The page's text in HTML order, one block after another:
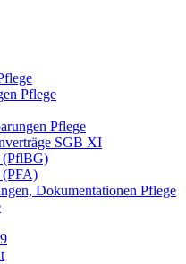
Pflege
Pflege
SGB XI
(PflBG)
(PFA)
Dokumentationen Pflege